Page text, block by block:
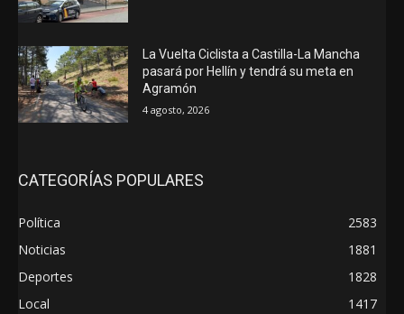
La Vuelta Ciclista a Castilla-La Mancha
pasará por Hellín y tendrá su meta en
Agramón
4 agosto, 2026
CATEGORÍAS POPULARES
Política
2583
Noticias
1881
Deportes
1828
Local
1417